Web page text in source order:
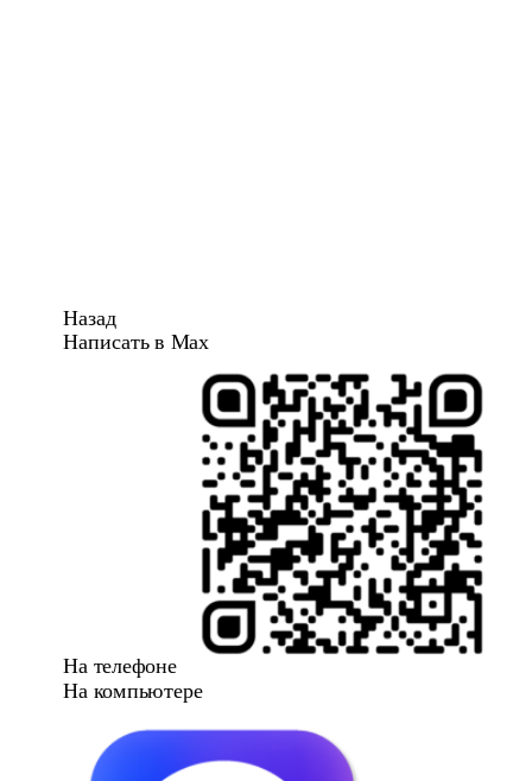
Назад
Написать в Max
На телефоне
На компьютере